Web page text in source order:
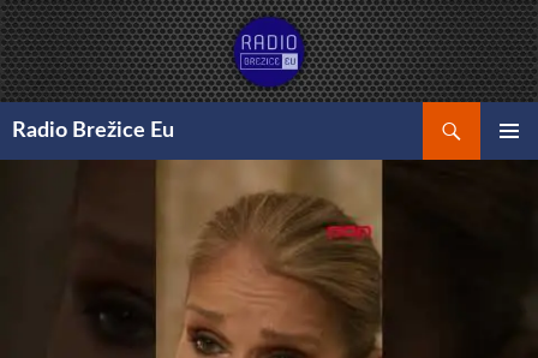
Preskoči
na
vsebino
Radio Brežice Eu